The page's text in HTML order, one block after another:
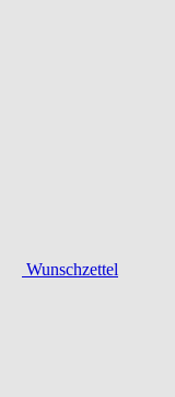
Wunschzettel